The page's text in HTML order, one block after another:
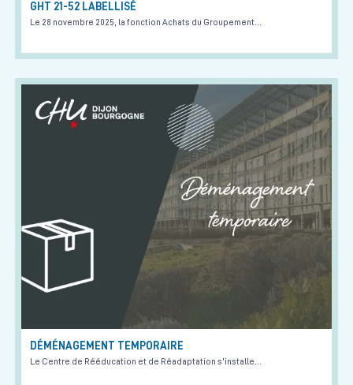
GHT 21-52 LABELLISÉ
Le 28 novembre 2025, la fonction Achats du Groupement…
DÉMÉNAGEMENT TEMPORAIRE
Le Centre de Rééducation et de Réadaptation s’installe…